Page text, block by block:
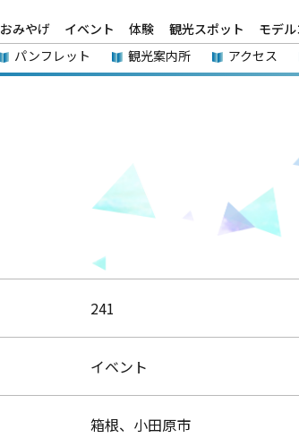
みやげ イベント 体験 観光スポット モデ
パンフレット 観光案内所 アクセス
241
イベント
箱根、小田原市